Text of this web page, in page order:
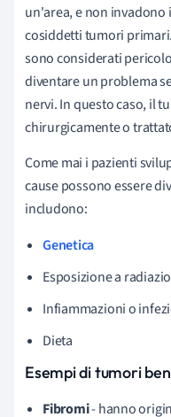
un'area, e non invadono
cosiddetti tumori
sono considerati
diventare un problema
nervi. In questo caso, il
chirurgicamente o
Come mai i pazienti
cause possono essere
includono:
Genetica
Esposizione a
Infiammazioni o
Dieta
Esempi di tumori
Fibromi- hanno